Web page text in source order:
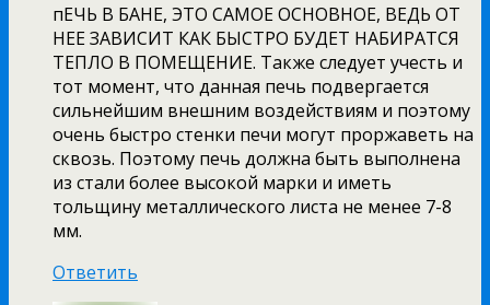
пЕЧЬ В БАНЕ, ЭТО САМОЕ ОСНОВНОЕ, ВЕДЬ ОТ
НЕЕ ЗАВИСИТ КАК БЫСТРО БУДЕТ НАБИРАТСЯ
ТЕПЛО В ПОМЕЩЕНИЕ. Также следует учесть и
тот момент, что данная печь подвергается
сильнейшим внешним воздействиям и поэтому
очень быстро стенки печи могут проржаветь на
сквозь. Поэтому печь должна быть выполнена
из стали более высокой марки и иметь
тольщину металлического листа не менее 7-8
мм.
Ответить